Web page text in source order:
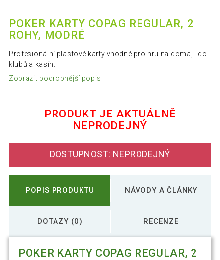
POKER KARTY COPAG REGULAR, 2
ROHY, MODRÉ
Profesionální plastové karty vhodné pro hru na doma, i do
klubů a kasín.
Zobrazit podrobnější popis
PRODUKT JE AKTUÁLNĚ
NEPRODEJNÝ
DOSTUPNOST: NEPRODEJNÝ
POPIS PRODUKTU NÁVODY A ČLÁNKY
DOTAZY (0) RECENZE
POKER KARTY COPAG REGULAR, 2